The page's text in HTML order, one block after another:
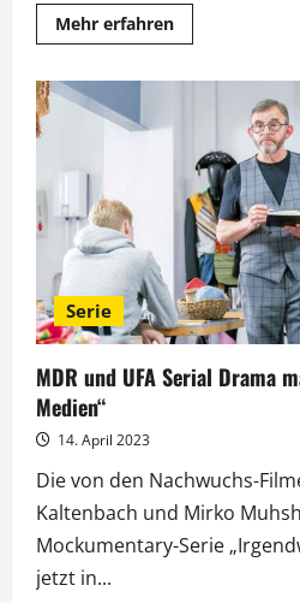
Mehr erfahrenMehr
Informationen
Baden
Serie
MDR und UFA Serial Drama
Medien“
14. April 2023
Die von den Nachwuchs-
Kaltenbach und Mirko
Mockumentary-Serie
jetzt in...